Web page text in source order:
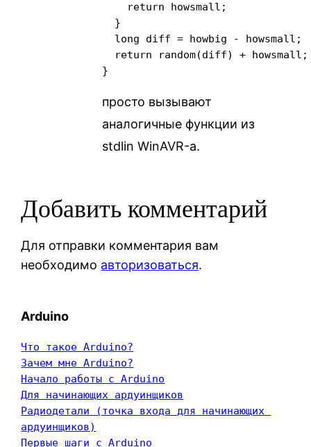
    return howsmall;
  }
  long diff = howbig - howsmall;
  return random(diff) + howsmall;
}
просто вызывают
аналогичные функции из
stdlin WinAVR-а.
Добавить комментарий
Для отправки комментария вам
необходимо авторизоваться.
Arduino
Что такое Arduino?
Зачем мне Arduino?
Начало работы с Arduino
Для начинающих ардуинщиков
Радиодетали (точка входа для начинающих
ардуинщиков)
Первые шаги с Arduino